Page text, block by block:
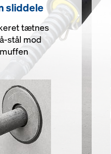
sliddele
tætnes
stål mod